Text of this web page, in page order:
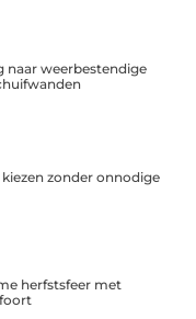
naar weerbestendige
zonder onnodige
herfstsfeer met